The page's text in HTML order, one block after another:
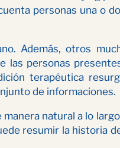
personas una o
Además, otros
personas
terapéutica
de informaciones.
natural a lo
resumir la historia